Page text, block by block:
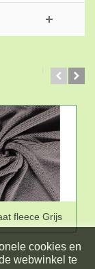
fleece Grijs
cookies en
webwinkel te